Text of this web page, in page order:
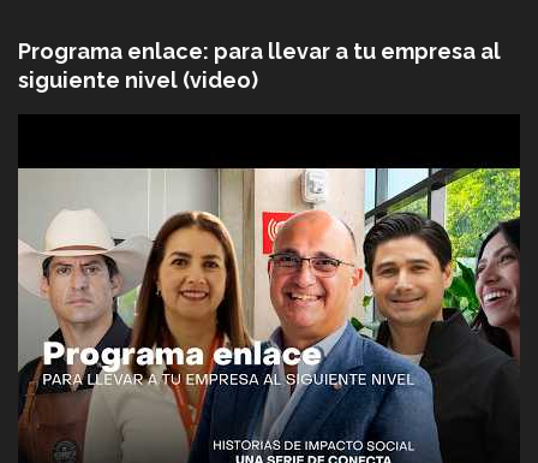
Programa enlace: para llevar a tu empresa al
siguiente nivel (video)